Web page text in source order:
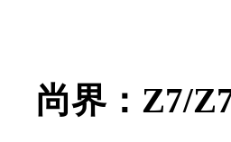
尚界： Z7/